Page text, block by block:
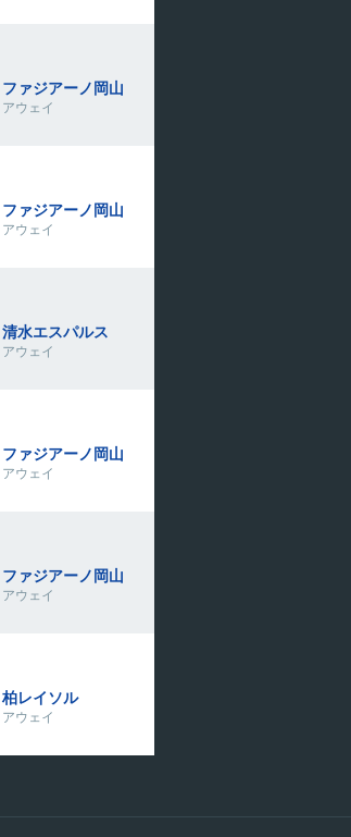
ファジアーノ岡山
アウェイ
ファジアーノ岡山
アウェイ
清水エスパルス
アウェイ
ファジアーノ岡山
アウェイ
ファジアーノ岡山
アウェイ
柏レイソル
アウェイ